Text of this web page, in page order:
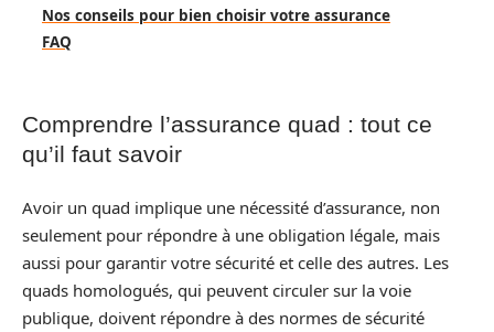
Nos conseils pour bien choisir votre assurance
FAQ
Comprendre l’assurance quad : tout ce
qu’il faut savoir
Avoir un quad implique une nécessité d’assurance, non
seulement pour répondre à une obligation légale, mais
aussi pour garantir votre sécurité et celle des autres. Les
quads homologués, qui peuvent circuler sur la voie
publique, doivent répondre à des normes de sécurité